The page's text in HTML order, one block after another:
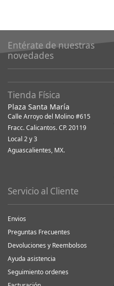
Entérate de nuestras
novedades
Tienda Física
Plaza Santa María
Calle Arroyo del Molino #615
Fracc. Calicantos. CP. 20119
Local 2 y 3
Aguascalientes, MX.
Servicio al Cliente
Envios
Preguntas Frecuentes
Devoluciones y Reembolsos
Ayuda asistencia
Seguimiento ordenes